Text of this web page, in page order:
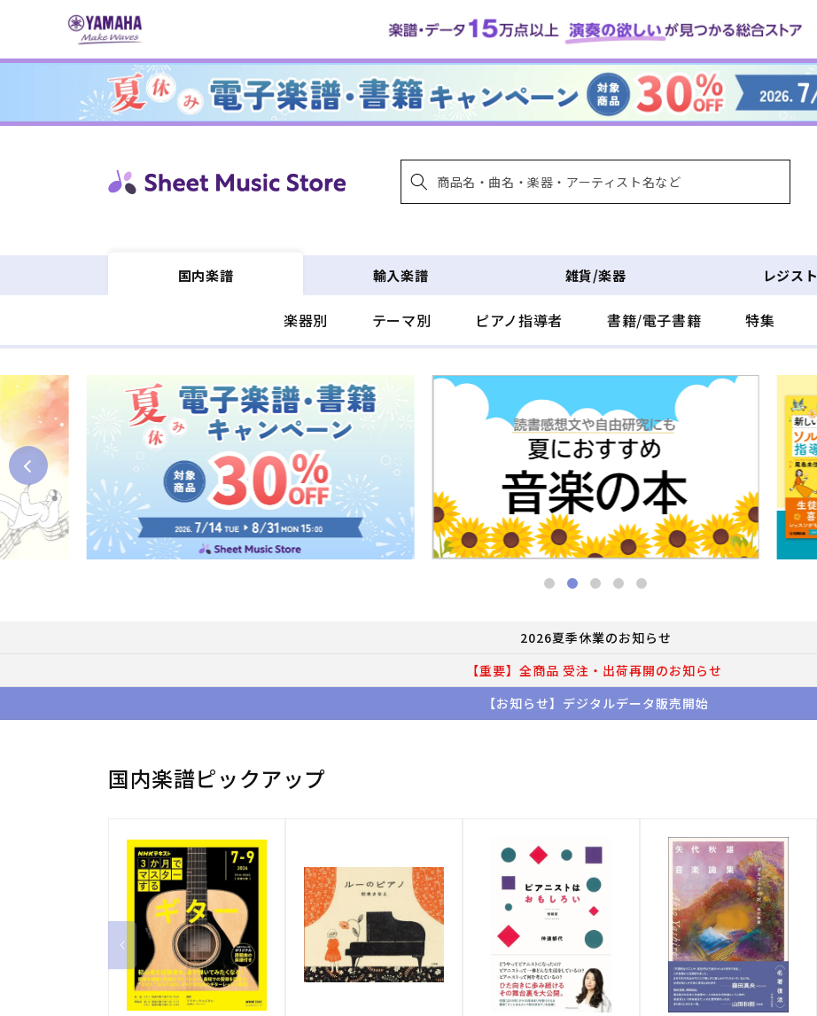
ンツに
国内楽譜
楽器別 テーマ別 ピアノ指導者 書籍/電子書籍 特集
輸入楽譜 雑貨/楽器 レジスト
2026夏季休業のお知らせ
【重要】全商品 受注・出荷再開のお知らせ
【お知らせ】デジタルデータ販売開始
国内楽譜ピックアップ